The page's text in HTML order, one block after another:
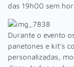
das 19h00 sem
Durante o evento
panetones e kit’s
personalizadas,